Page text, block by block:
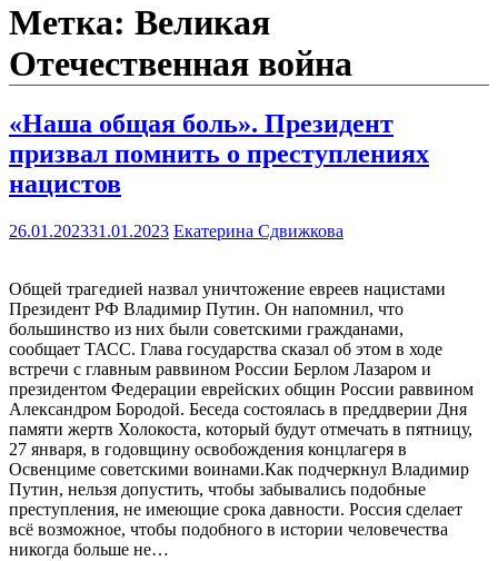
Метка: Великая
Отечественная война
«Наша общая боль». Президент
призвал помнить о преступлениях
нацистов
26.01.202331.01.2023 Екатерина Сдвижкова
Общей трагедией назвал уничтожение евреев нацистами
Президент РФ Владимир Путин. Он напомнил, что
большинство из них были советскими гражданами,
сообщает ТАСС. Глава государства сказал об этом в ходе
встречи с главным раввином России Берлом Лазаром и
президентом Федерации еврейских общин России раввином
Александром Бородой. Беседа состоялась в преддверии Дня
памяти жертв Холокоста, который будут отмечать в пятницу,
27 января, в годовщину освобождения концлагеря в
Освенциме советскими воинами.Как подчеркнул Владимир
Путин, нельзя допустить, чтобы забывались подобные
преступления, не имеющие срока давности. Россия сделает
всё возможное, чтобы подобного в истории человечества
никогда больше не…